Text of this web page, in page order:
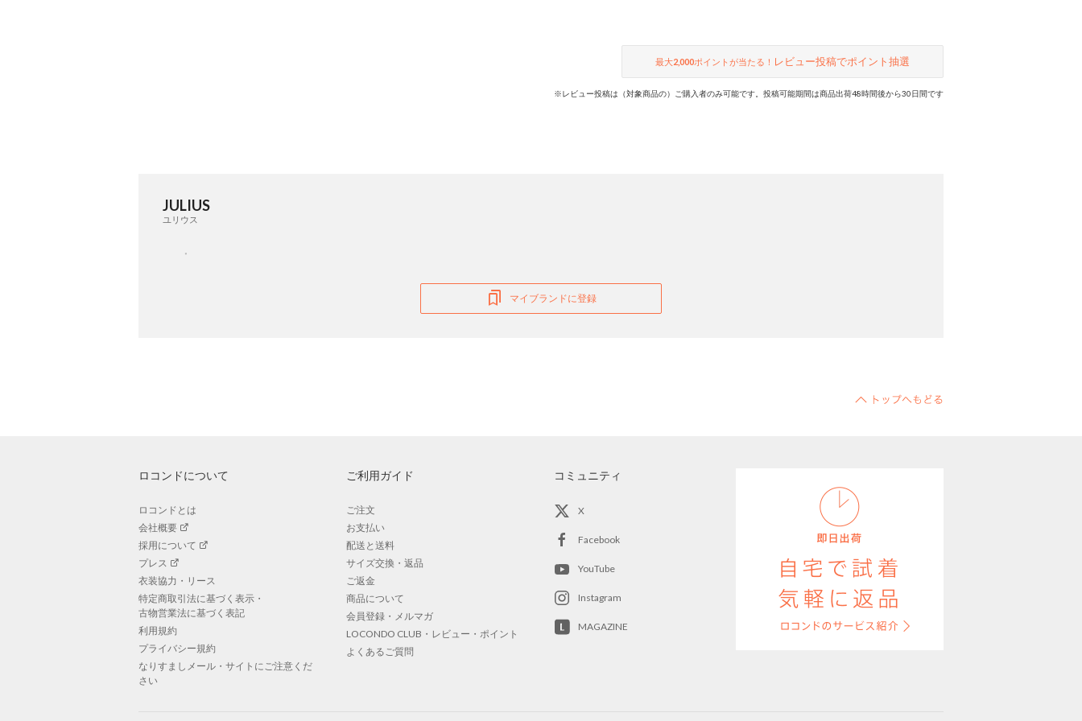
最大2,000ポイントが当たる！ レビュー投稿でポイント抽選
※レビュー投稿は（対象商品の）ご購入者のみ可能です。投稿可能期間は商品出荷48時間後から30日間です
JULIUS
ユリウス
マイブランドに登録
ロコンドについて
ロコンドとは
会社概要
採用について
プレス
衣装協力・リース
特定商取引法に基づく表示・
古物営業法に基づく表記
利用規約
プライバシー規約
なりすましメール・サイトにご注意くだ
さい
ご利用ガイド
ご注文
お支払い
配送と送料
サイズ交換・返品
ご返金
商品について
会員登録・メルマガ
LOCONDO CLUB・レビュー・ポイント
よくあるご質問
コミュニティ
X
Facebook
YouTube
Instagram
MAGAZINE